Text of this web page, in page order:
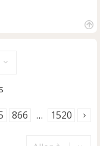
866 … 1520